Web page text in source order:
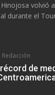
volvió
durante el
Redacción
de